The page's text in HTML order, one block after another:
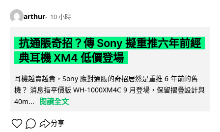
arthur 10 小時
抗通脹奇招？傳 Sony 擬重推六年前經
典耳機 XM4 低價登場
耳機越賣越貴，Sony 應對通脹的奇招居然是重推 6 年前的舊
機？ 消息指平價版 WH-1000XM4C 9 月登場，保留摺疊設計與
40m...
閱讀全文
分享